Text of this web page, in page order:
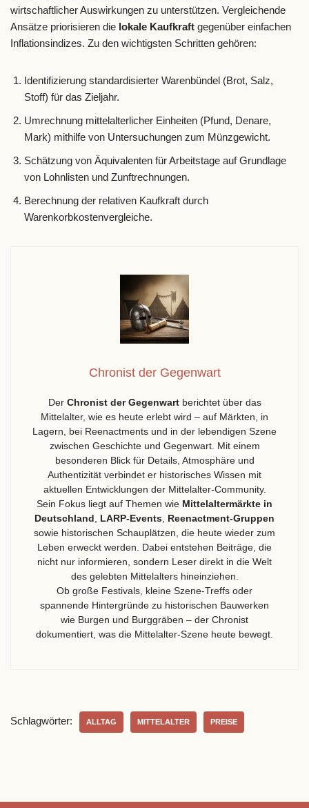
wirtschaftlicher Auswirkungen zu unterstützen. Vergleichende
Ansätze priorisieren die lokale Kaufkraft gegenüber einfachen
Inflationsindizes. Zu den wichtigsten Schritten gehören:
Identifizierung standardisierter Warenbündel (Brot, Salz,
Stoff) für das Zieljahr.
Umrechnung mittelalterlicher Einheiten (Pfund, Denare,
Mark) mithilfe von Untersuchungen zum Münzgewicht.
Schätzung von Äquivalenten für Arbeitstage auf Grundlage
von Lohnlisten und Zunftrechnungen.
Berechnung der relativen Kaufkraft durch
Warenkorbkostenvergleiche.
Chronist der Gegenwart
Der Chronist der Gegenwartberichtet über das
Mittelalter, wie es heute erlebt wird – auf Märkten, in
Lagern, bei Reenactments und in der lebendigen Szene
zwischen Geschichte und Gegenwart. Mit einem
besonderen Blick für Details, Atmosphäre und
Authentizität verbindet er historisches Wissen mit
aktuellen Entwicklungen der Mittelalter-Community.
Sein Fokus liegt auf Themen wie Mittelaltermärkte in
Deutschland
LARP-Events Reenactment-Gruppen
sowie historischen Schauplätzen, die heute wieder zum
Leben erweckt werden. Dabei entstehen Beiträge, die
nicht nur informieren, sondern Leser direkt in die Welt
des gelebten Mittelalters hineinziehen.
Ob große Festivals, kleine Szene-Treffs oder
spannende Hintergründe zu historischen Bauwerken
wie Burgen und Burggräben – der Chronist
dokumentiert, was die Mittelalter-Szene heute bewegt.
Schlagwörter: ALLTAG MITTELALTER PREISE